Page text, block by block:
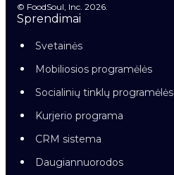
© FoodSoul, Inc. 2026.
Sprendimai
Svetainės
Mobiliosios programėlės
Socialinių tinklų programėlės
Kurjerio programa
CRM sistema
Daugiannuorodos